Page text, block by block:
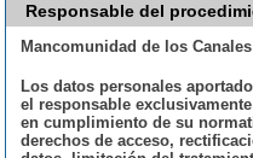
Responsable del
Mancomunidad de los
Los datos personales
el responsable
en cumplimiento de su
derechos de acceso,